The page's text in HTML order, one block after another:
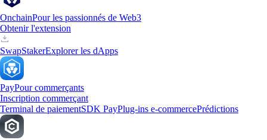
OnchainPour les passionnés de Web3
Obtenir l'extension
SwapStakerExplorer les dApps
PayPour commerçants
Inscription commerçant
Terminal de paiementSDK PayPlug-ins e-commercePrédictions